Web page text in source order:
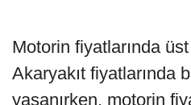
Motorin fiyatlarında
Akaryakıt fiyatlarında
yaşanırken, motorin